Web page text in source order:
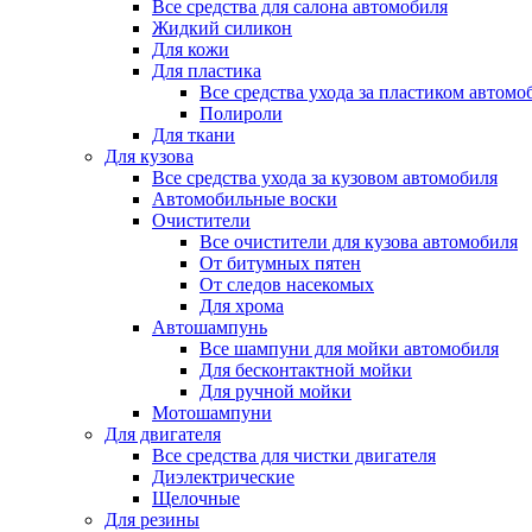
Все средства для салона автомобиля
Жидкий силикон
Для кожи
Для пластика
Все средства ухода за пластиком
Полироли
Для ткани
Для кузова
Все средства ухода за кузовом автомобиля
Автомобильные воски
Очистители
Все очистители для кузова автомобиля
От битумных пятен
От следов насекомых
Для хрома
Автошампунь
Все шампуни для мойки автомобиля
Для бесконтактной мойки
Для ручной мойки
Мотошампуни
Для двигателя
Все средства для чистки двигателя
Диэлектрические
Щелочные
Для резины